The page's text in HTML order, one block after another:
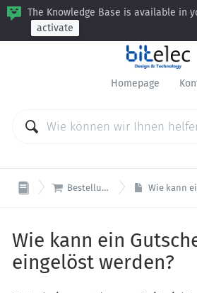
The Knowledge Base is available in
activate
Homepage
 Bestellungen Wie kann ein
Wie kann ein
eingelöst werden?